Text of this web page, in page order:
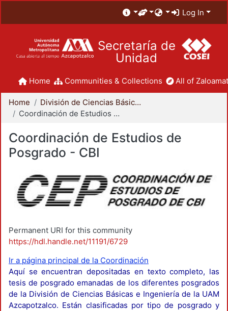
Log In
Secretaría de
Unidad
Home Communities & Collections All of
Home
División de Ciencias Básicas e Ingeniería
Coordinación de Estudios de Posgrado - CBI
Coordinación de Estudios de
Posgrado - CBI
Permanent URI for this community
https://hdl.handle.net/11191/6729
Ir a página principal de la Coordinación
Aquí se encuentran depositadas en texto completo, las
tesis de posgrado emanadas de los diferentes posgrados
de la División de Ciencias Básicas e Ingeniería de la UAM
Azcapotzalco. Están clasificadas por tipo de posgrado y